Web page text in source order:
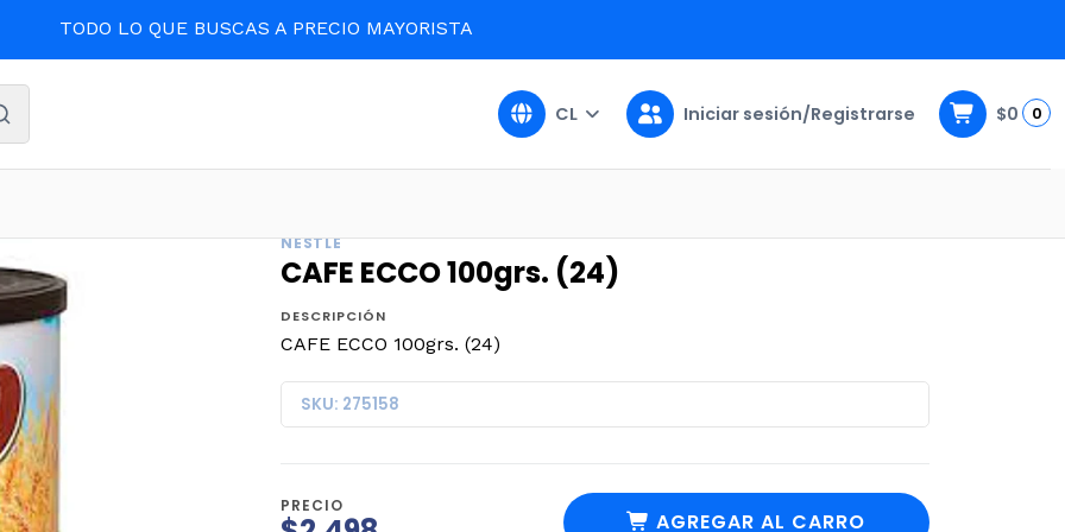
TODO LO QUE BUSCAS A PRECIO MAYORISTA
CL Iniciar sesión/Registrarse $0 0
NESTLE
CAFE ECCO 100grs. (24)
DESCRIPCIÓN
CAFE ECCO 100grs. (24)
SKU: 275158
PRECIO
AGREGAR AL CARRO